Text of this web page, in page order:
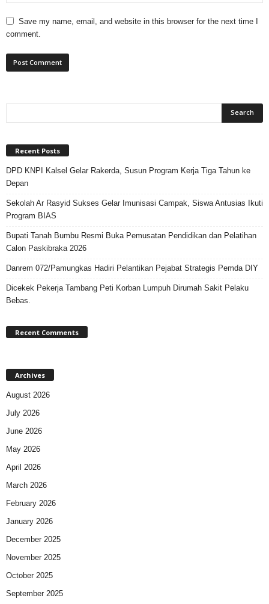
Save my name, email, and website in this browser for the next time I
comment.
Recent Posts
DPD KNPI Kalsel Gelar Rakerda, Susun Program Kerja Tiga Tahun ke
Depan
Sekolah Ar Rasyid Sukses Gelar Imunisasi Campak, Siswa Antusias Ikuti
Program BIAS
Bupati Tanah Bumbu Resmi Buka Pemusatan Pendidikan dan Pelatihan
Calon Paskibraka 2026
Danrem 072/Pamungkas Hadiri Pelantikan Pejabat Strategis Pemda DIY
Dicekek Pekerja Tambang Peti Korban Lumpuh Dirumah Sakit Pelaku
Bebas.
Recent Comments
Archives
August 2026
July 2026
June 2026
May 2026
April 2026
March 2026
February 2026
January 2026
December 2025
November 2025
October 2025
September 2025